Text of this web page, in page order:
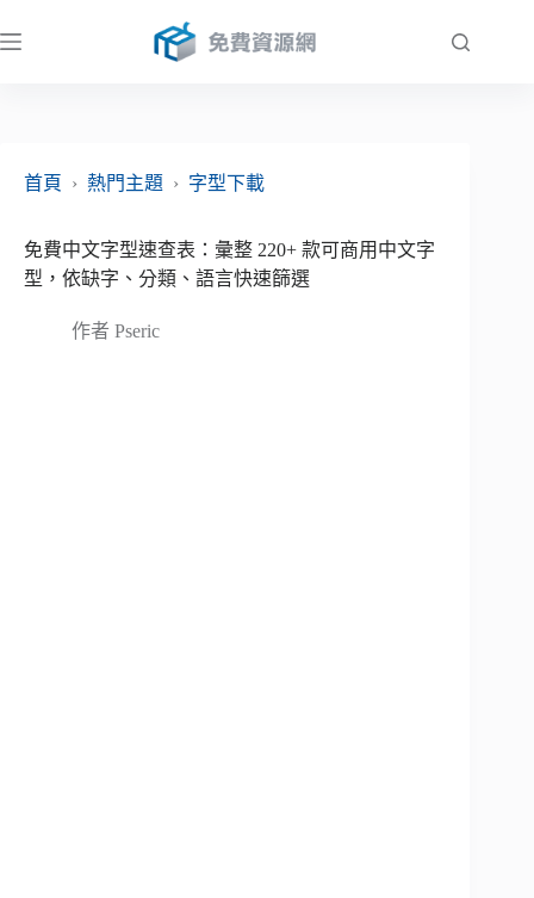
至
首頁
› 熱門主題 › 字型下載
免費中文字型速查表：彙整 220+ 款可商用中文字
型，依缺字、分類、語言快速篩選
作者 Pseric